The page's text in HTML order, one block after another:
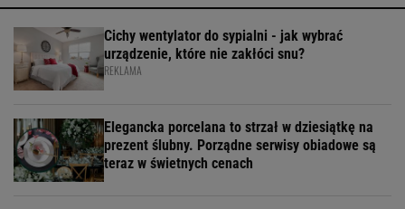
Cichy wentylator do sypialni - jak wybrać
urządzenie, które nie zakłóci snu?
REKLAMA
Elegancka porcelana to strzał w dziesiątkę na
prezent ślubny. Porządne serwisy obiadowe są
teraz w świetnych cenach